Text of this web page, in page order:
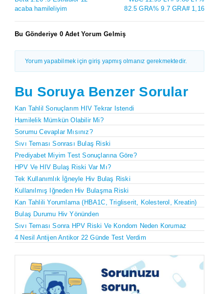
acaba hamileliyim
82.5 GRA% 9.7 GRA# 1,16
Bu Gönderiye 0 Adet Yorum Gelmiş
Yorum yapabilmek için giriş yapmış olmanız gerekmektedir.
Bu Soruya Benzer Sorular
Kan Tahlil Sonuçlarım HIV Tekrar Istendi
Hamilelik Mümkün Olabilir Mi?
Sorumu Cevaplar Mısınız?
Sıvı Teması Sonrası Bulaş Riski
Prediyabet Miyim Test Sonuçlarına Göre?
HPV Ve HIV Bulaş Riski Var Mı?
Tek Kullanımlık İğneyle Hiv Bulaş Riski
Kullanılmış Iğneden Hiv Bulaşma Riski
Kan Tahlili Yorumlama (HBA1C, Trigliserit, Kolesterol, Kreatin)
Bulaş Durumu Hiv Yönünden
Sıvı Teması Sonra HPV Riski Ve Kondom Neden Korumaz
4 Nesil Antijen Antikor 22 Günde Test Verdim